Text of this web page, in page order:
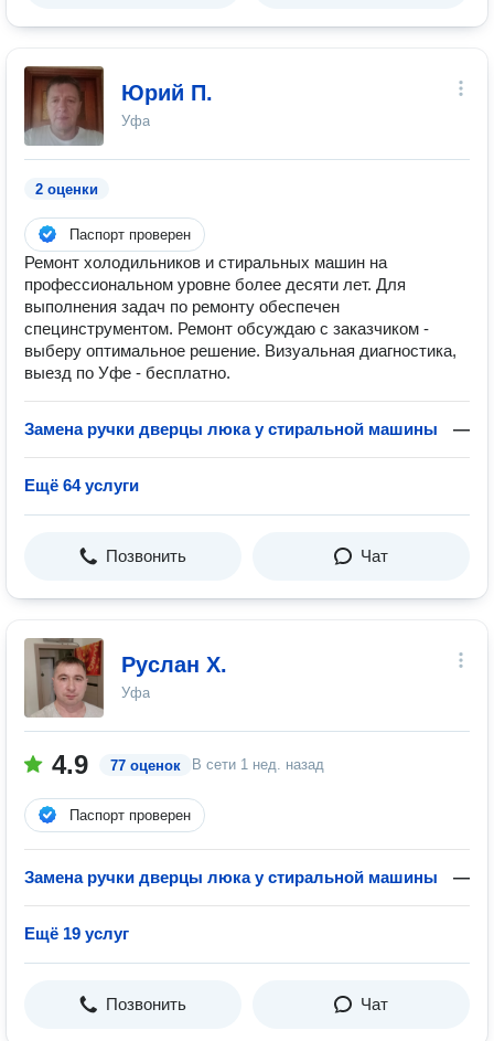
Юрий П.
Уфа
2 оценки
Паспорт проверен
Ремонт холодильников и стиральных машин на
профессиональном уровне более десяти лет. Для
выполнения задач по ремонту обеспечен
специнструментом. Ремонт обсуждаю с заказчиком -
выберу оптимальное решение. Визуальная диагностика,
выезд по Уфе - бесплатно.
Замена ручки дверцы люка у стиральной машины —
Ещё 64 услуги
Позвонить Чат
Руслан Х.
Уфа
4.9 77 оценок В сети 1 нед. назад
Паспорт проверен
Замена ручки дверцы люка у стиральной машины —
Ещё 19 услуг
Позвонить Чат